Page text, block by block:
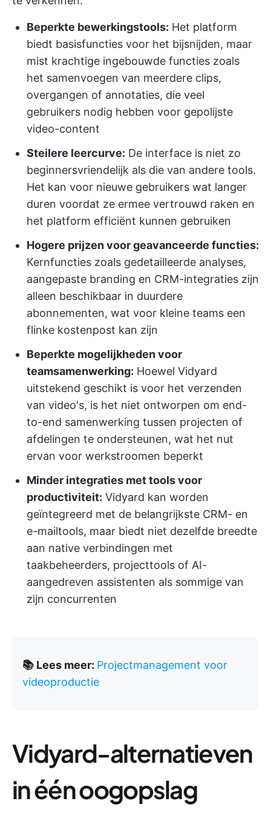
Beperkte bewerkingstools: Het platform
biedt basisfuncties voor het bijsnijden, maar
mist krachtige ingebouwde functies zoals
het samenvoegen van meerdere clips,
overgangen of annotaties, die veel
gebruikers nodig hebben voor gepolijste
video-content
Steilere leercurve: De interface is niet zo
beginnersvriendelijk als die van andere tools.
Het kan voor nieuwe gebruikers wat langer
duren voordat ze ermee vertrouwd raken en
het platform efficiënt kunnen gebruiken
Hogere prijzen voor geavanceerde functies:
Kernfuncties zoals gedetailleerde analyses,
aangepaste branding en CRM-integraties zijn
alleen beschikbaar in duurdere
abonnementen, wat voor kleine teams een
flinke kostenpost kan zijn
Beperkte mogelijkheden voor
teamsamenwerking: Hoewel Vidyard
uitstekend geschikt is voor het verzenden
van video's, is het niet ontworpen om end-
to-end samenwerking tussen projecten of
afdelingen te ondersteunen, wat het nut
ervan voor werkstroomen beperkt
Minder integraties met tools voor
productiviteit: Vidyard kan worden
geïntegreerd met de belangrijkste CRM- en
e-mailtools, maar biedt niet dezelfde breedte
aan native verbindingen met
taakbeheerders, projecttools of AI-
aangedreven assistenten als sommige van
zijn concurrenten
📚 Lees meer: Projectmanagement voor
videoproductie
Vidyard-alternatieven
in één oogopslag